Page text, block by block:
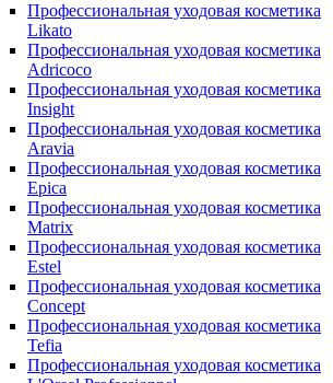
Профессиональная уходовая косметика
Likato
Профессиональная уходовая косметика
Adricoco
Профессиональная уходовая косметика
Insight
Профессиональная уходовая косметика
Aravia
Профессиональная уходовая косметика
Epica
Профессиональная уходовая косметика
Matrix
Профессиональная уходовая косметика
Estel
Профессиональная уходовая косметика
Concept
Профессиональная уходовая косметика
Tefia
Профессиональная уходовая косметика